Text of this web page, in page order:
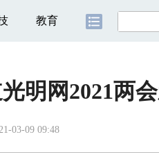
教育
明网2021两
03-09 09:48